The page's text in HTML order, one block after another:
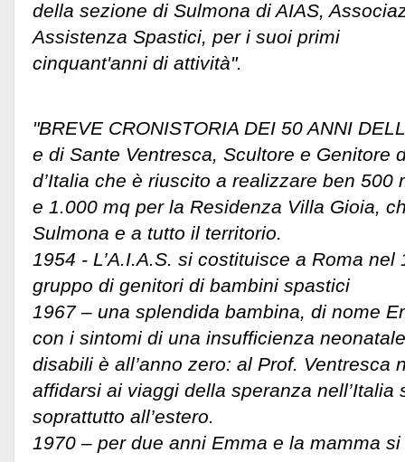
della sezione di Sulmona di AIAS,
Assistenza Spastici, per i suoi primi
cinquant'anni di attività".
"BREVE CRONISTORIA DEI 50 ANNI
e di Sante Ventresca, Scultore e Genitore
d’Italia che è riuscito a realizzare ben 500
e 1.000 mq per la Residenza Villa Gioia,
Sulmona e a tutto il territorio.
1954 - L’A.I.A.S. si costituisce a Roma
gruppo di genitori di bambini spastici
1967 – una splendida bambina, di nome
con i sintomi di una insufficienza
disabili è all’anno zero: al Prof. Ventresca
affidarsi ai viaggi della speranza nell’Italia
soprattutto all’estero.
1970 – per due anni Emma e la mamma